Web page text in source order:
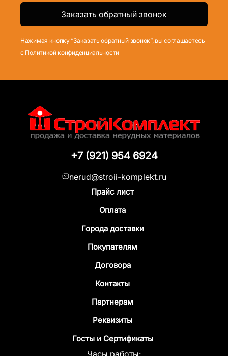
Нажимая кнопку “Заказать обратный звонок”, вы соглашаетесь
с Политикой конфиденциальности
+7 (921) 954 6924
nerud@stroii-komplekt.ru
Прайс лист
Оплата
Города доставки
Покупателям
Договора
Контакты
Партнерам
Реквизиты
Госты и Сертификаты
Часы работы: